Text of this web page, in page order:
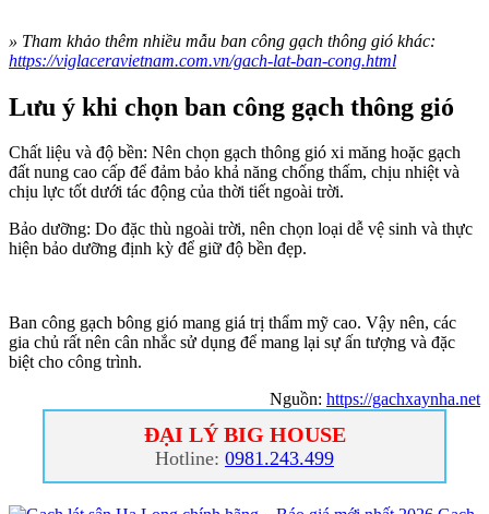
» Tham khảo thêm nhiều mẫu ban công gạch thông gió khác:
https://viglaceravietnam.com.vn/gach-lat-ban-cong.html
Lưu ý khi chọn ban công gạch thông gió
Chất liệu và độ bền: Nên chọn gạch thông gió xi măng hoặc gạch
đất nung cao cấp để đảm bảo khả năng chống thấm, chịu nhiệt và
chịu lực tốt dưới tác động của thời tiết ngoài trời.
Bảo dưỡng: Do đặc thù ngoài trời, nên chọn loại dễ vệ sinh và thực
hiện bảo dưỡng định kỳ để giữ độ bền đẹp.
Ban công gạch bông gió mang giá trị thẩm mỹ cao. Vậy nên, các
gia chủ rất nên cân nhắc sử dụng để mang lại sự ấn tượng và đặc
biệt cho công trình.
Nguồn: https://gachxaynha.net
ĐẠI LÝ BIG HOUSE
Hotline: 0981.243.499